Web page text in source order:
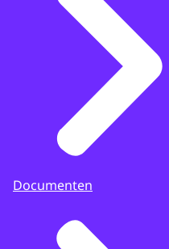
Documenten